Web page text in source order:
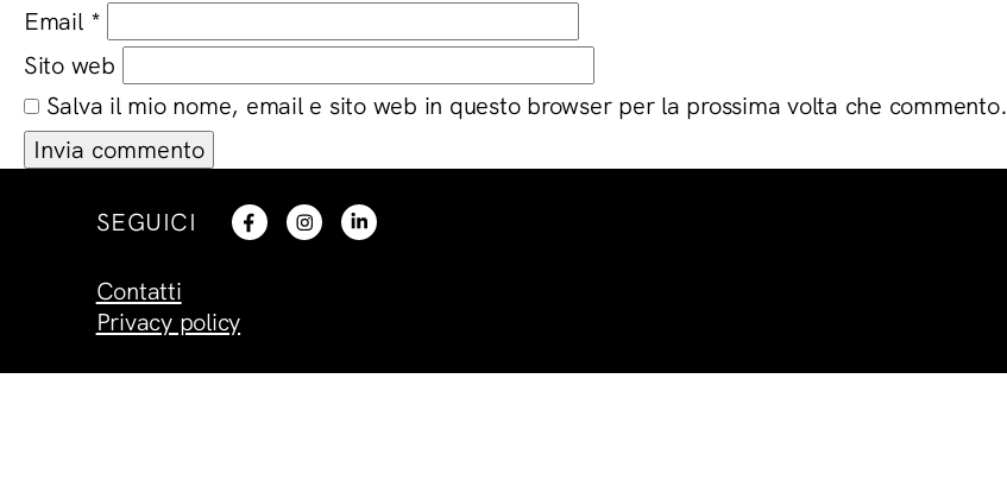
Email *
Sito web
Salva il mio nome, email e sito web in questo browser per la prossima volta che commento.
SEGUICI
Contatti
Privacy policy